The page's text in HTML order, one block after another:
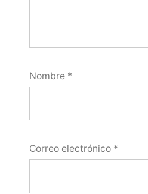
Nombre *
Correo electrónico *